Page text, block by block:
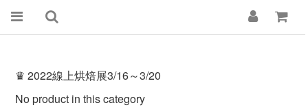
♛ 2022線上烘焙展3/16～3/20
No product in this category